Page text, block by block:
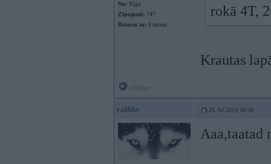
No: Rīga
Ziņojumi: 747
Braucu ar: Etalonu
rokā 4T,
Krautas
ralfiks 29. Jul 2014, 09:30
Aaa,taatad